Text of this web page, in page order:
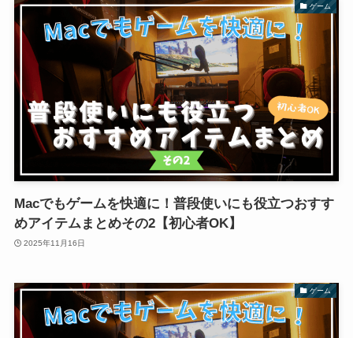
ゲーム
Macでもゲームを快適に！普段使いにも役立つおすす
めアイテムまとめその2【初心者OK】
2025年11月16日
ゲーム